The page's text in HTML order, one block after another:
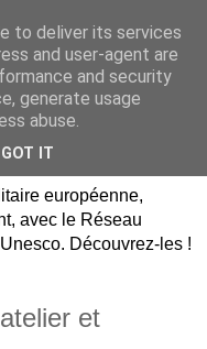
européenne,
avec le Réseau
Découvrez-les !
et
to deliver its services
and user-agent are
and security
generate usage
abuse.
GOT IT